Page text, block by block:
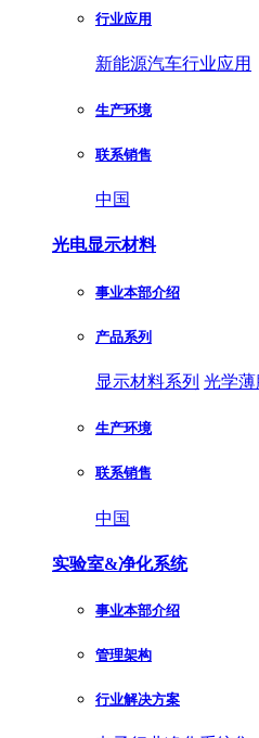
行业应用
新能源汽车行业应用
生产环境
联系销售
中国
光电显示材料
事业本部介绍
产品系列
显示材料系列 光学薄
生产环境
联系销售
中国
实验室&净化系统
事业本部介绍
管理架构
行业解决方案